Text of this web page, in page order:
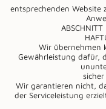
entsprechenden Website
ABSCHNITT
Wir übernehmen
Gewährleistung dafür,
Wir garantieren nicht,
der Serviceleistung